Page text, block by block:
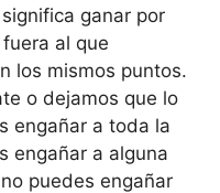
ganar por
al que
los mismos puntos.
o dejamos que lo
engañar a toda la
engañar a alguna
puedes engañar